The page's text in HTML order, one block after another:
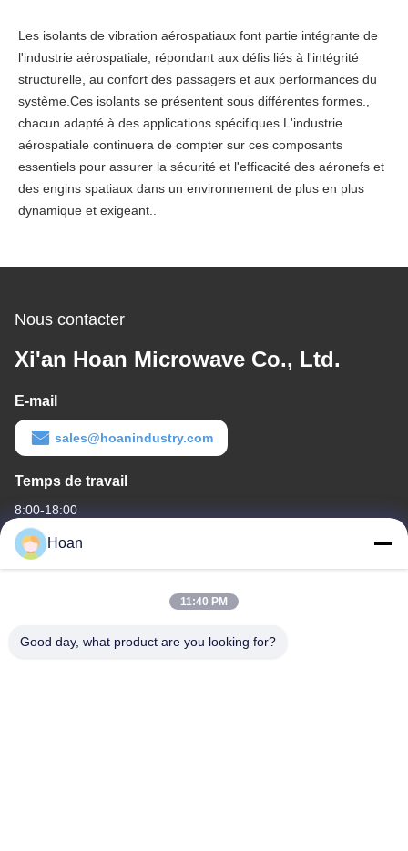
Les isolants de vibration aérospatiaux font partie intégrante de
l'industrie aérospatiale, répondant aux défis liés à l'intégrité
structurelle, au confort des passagers et aux performances du
système.Ces isolants se présentent sous différentes formes.,
chacun adapté à des applications spécifiques.L'industrie
aérospatiale continuera de compter sur ces composants
essentiels pour assurer la sécurité et l'efficacité des aéronefs et
des engins spatiaux dans un environnement de plus en plus
dynamique et exigeant..
Nous contacter
Xi'an Hoan Microwave Co., Ltd.
E-mail
sales@hoanindustry.com
Temps de travail
8:00-18:00
Notre adresse
F7, bâtiment 2, parc industriel Xinkai, rue Jinye 2, zone de haute
Hoan
11:40 PM
Good day, what product are you looking for?